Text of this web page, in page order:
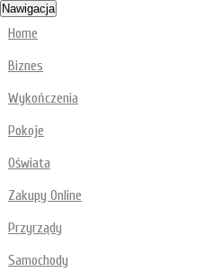
Nawigacja
Home
Biznes
Wykończenia
Pokoje
Oświata
Zakupy Online
Przyrządy
Samochody